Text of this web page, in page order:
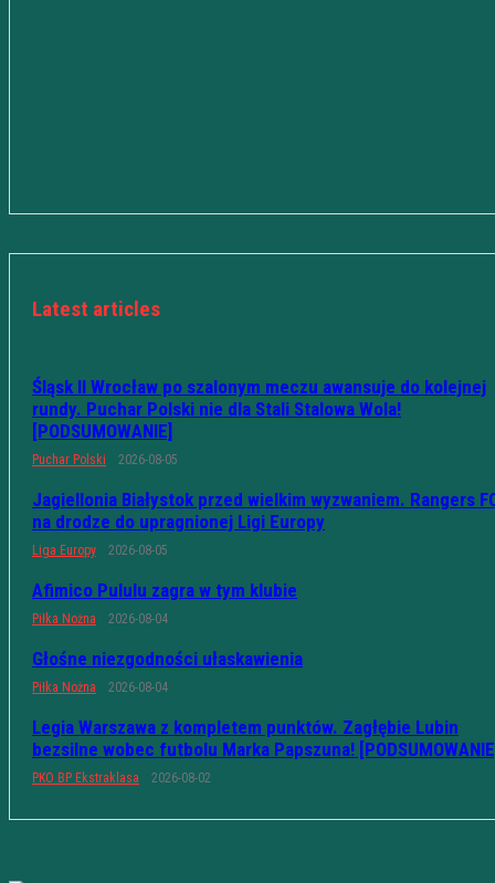
Latest articles
Śląsk II Wrocław po szalonym meczu awansuje do kolejnej
rundy. Puchar Polski nie dla Stali Stalowa Wola!
[PODSUMOWANIE]
Puchar Polski 2026-08-05
Jagiellonia Białystok przed wielkim wyzwaniem. Rangers
na drodze do upragnionej Ligi Europy
Liga Europy 2026-08-05
Afimico Pululu zagra w tym klubie
Piłka Nożna 2026-08-04
Głośne niezgodności ułaskawienia
Piłka Nożna 2026-08-04
Legia Warszawa z kompletem punktów. Zagłębie Lubin
bezsilne wobec futbolu Marka Papszuna!
PKO BP Ekstraklasa 2026-08-02